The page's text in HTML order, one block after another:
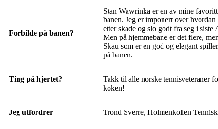
Forbilde på banen?
Stan Wawrinka er en av mine
banen. Jeg er imponert over
etter skade og slo godt fra seg i siste
Men på hjemmebane er det flere,
Skau som er en god og elegant
på banen.
Ting på hjertet?
Takk til alle norske tennisveteraner
koken!
Jeg utfordrer Trond Sverre, Holmenkollen